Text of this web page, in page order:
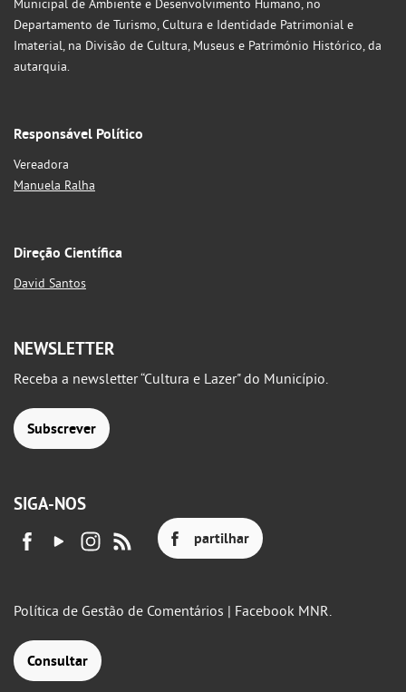
Municipal de Ambiente e Desenvolvimento Humano, no
Departamento de Turismo, Cultura e Identidade Patrimonial e
Imaterial, na Divisão de Cultura, Museus e Património Histórico, da
autarquia.
Responsável Político
Vereadora
Manuela Ralha
Direção Científica
David Santos
NEWSLETTER
Receba a newsletter “Cultura e Lazer" do Município.
Subscrever
SIGA-NOS
partilhar
Política de Gestão de Comentários | Facebook MNR.
Consultar